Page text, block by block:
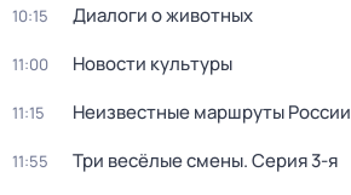
10:15 Диалоги о животных
11:00 Новости культуры
11:15 Неизвестные маршруты России
11:55 Три весёлые смены. Серия 3-я